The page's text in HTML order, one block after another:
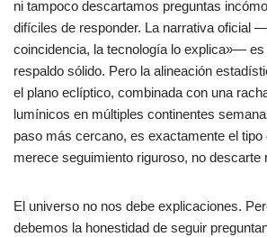
ni tampoco descartamos preguntas
difíciles de responder. La narrativa oficial
coincidencia, la tecnología lo explica»— es
respaldo sólido. Pero la alineación
el plano eclíptico, combinada con una
lumínicos en múltiples continentes
paso más cercano, es exactamente el tipo
merece seguimiento riguroso, no descarte
El universo no nos debe explicaciones.
debemos la honestidad de seguir